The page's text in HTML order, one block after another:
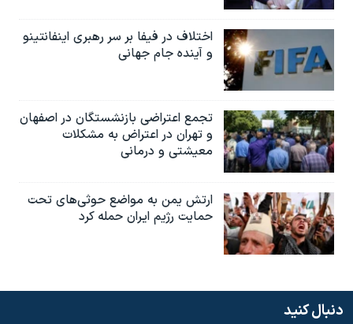
اختلاف در فیفا بر سر رهبری اینفانتینو
و آینده جام جهانی
تجمع اعتراضی بازنشستگان در اصفهان
و تهران در اعتراض به مشکلات
معیشتی و درمانی
ارتش یمن به مواضع حوثی‌های تحت
حمایت رژیم ایران حمله کرد
دنبال کنید